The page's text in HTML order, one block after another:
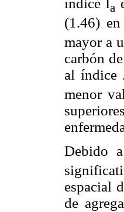
índice Ia
(1.46)
mayor a
carbón
al índice
menor
Debido
espacial
de